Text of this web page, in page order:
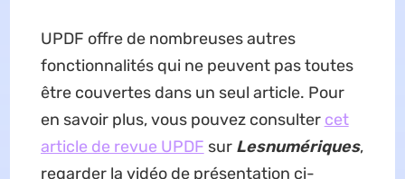
UPDF offre de nombreuses autres
fonctionnalités qui ne peuvent pas toutes
être couvertes dans un seul article. Pour
en savoir plus, vous pouvez consulter cet
article de revue UPDF sur Lesnumériques,
regarder la vidéo de présentation ci-